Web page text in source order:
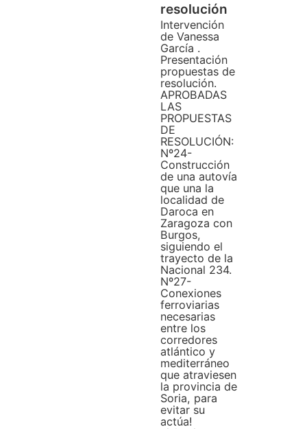
resolución
Intervención
de Vanessa
García .
Presentación
propuestas de
resolución.
APROBADAS
LAS
PROPUESTAS
DE
RESOLUCIÓN:
Nº24-
Construcción
de una autovía
que una la
localidad de
Daroca en
Zaragoza con
Burgos,
siguiendo el
trayecto de la
Nacional 234.
Nº27-
Conexiones
ferroviarias
necesarias
entre los
corredores
atlántico y
mediterráneo
que atraviesen
la provincia de
Soria, para
evitar su
actúa!